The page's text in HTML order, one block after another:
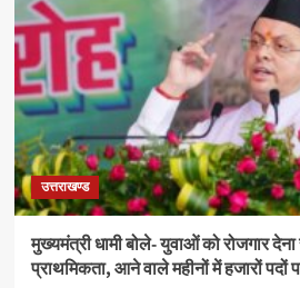
उत्तराखण्ड
मुख्यमंत्री धामी बोले- युवाओं को रोजगार
प्राथमिकता, आने वाले महीनों में हजारों पदों